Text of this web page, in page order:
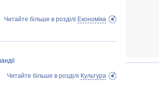
Читайте більше в розділі Економіка
Читайте більше в розділі Культура